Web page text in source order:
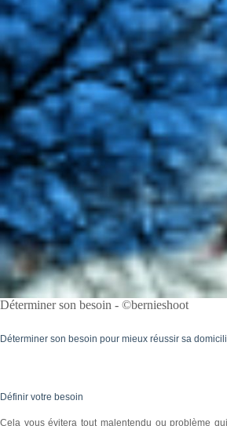
Déterminer son besoin - ©bernieshoot
Déterminer son besoin pour mieux réussir sa
Définir votre besoin
Cela vous évitera tout malentendu ou problème